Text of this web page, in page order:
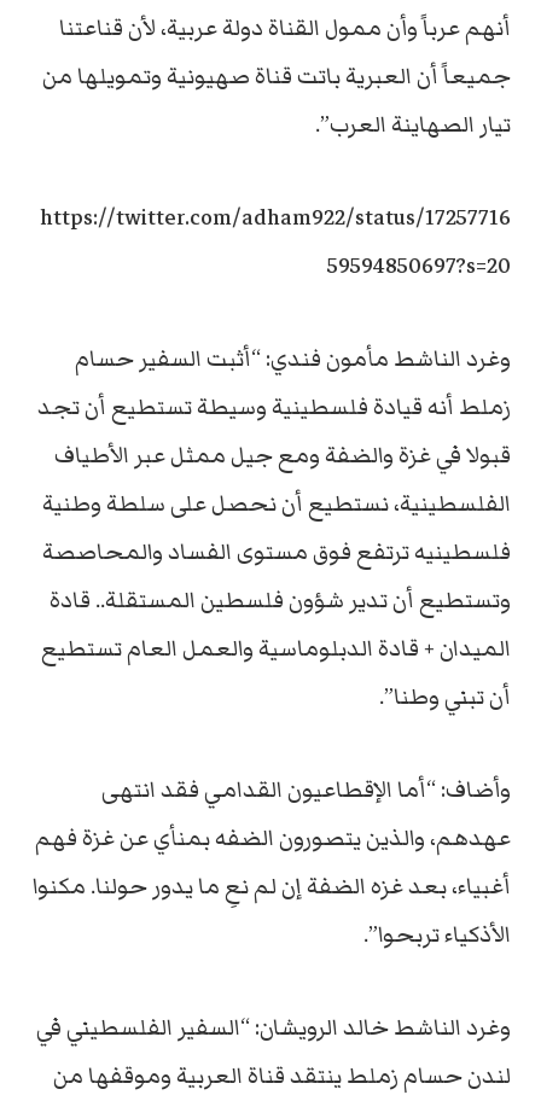
أنهم عرباً وأن ممول القناة دولة عربية، لأن قناعتنا
جميعاً أن العبرية باتت قناة صهيونية وتمويلها من
تيار الصهاينة العرب”.
https://twitter.com/adham922/status/17257716
59594850697?s=20
وغرد الناشط مأمون فندي: “أثبت السفير حسام
زملط أنه قيادة فلسطينية وسيطة تستطيع أن تجد
قبولا في غزة والضفة ومع جيل ممثل عبر الأطياف
الفلسطينية، نستطيع أن نحصل على سلطة وطنية
فلسطينيه ترتفع فوق مستوى الفساد والمحاصصة
وتستطيع أن تدير شؤون فلسطين المستقلة.. قادة
الميدان + قادة الدبلوماسية والعمل العام تستطيع
أن تبني وطنا”.
وأضاف: “أما الإقطاعيون القدامي فقد انتهى
عهدهم، والذين يتصورون الضفه بمنأي عن غزة فهم
أغبياء، بعد غزه الضفة إن لم نعِ ما يدور حولنا. مكنوا
الأذكياء تربحوا”.
وغرد الناشط خالد الرويشان: “السفير الفلسطيني في
لندن حسام زملط ينتقد قناة العربية وموقفها من